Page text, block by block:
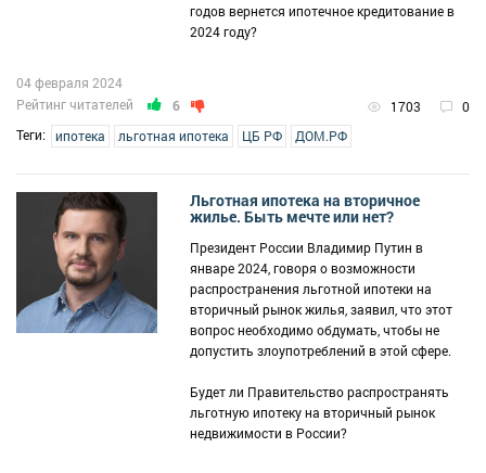
годов вернется ипотечное кредитование в
2024 году?
Рейтинг читателей 6 1703 0
04 февраля 2024
Теги: ипотека льготная ипотека ЦБ РФ ДОМ.РФ
Льготная ипотека на вторичное
жилье. Быть мечте или нет?
Президент России Владимир Путин в
январе 2024, говоря о возможности
распространения льготной ипотеки на
вторичный рынок жилья, заявил, что этот
вопрос необходимо обдумать, чтобы не
допустить злоупотреблений в этой сфере.
Будет ли Правительство распространять
льготную ипотеку на вторичный рынок
недвижимости в России?